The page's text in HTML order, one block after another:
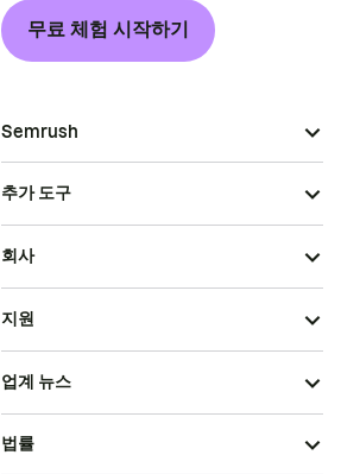
무료 체험 시작하기
Semrush
추가 도구
회사
지원
업계 뉴스
법률